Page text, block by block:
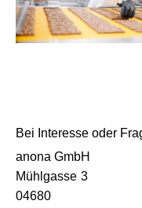
Bei Interesse oder
anona GmbH
Mühlgasse 3
04680